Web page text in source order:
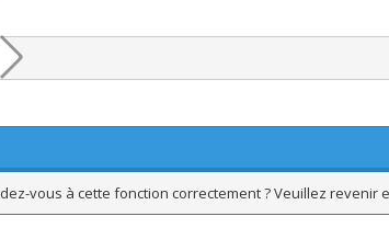
vous à cette fonction correctement ? Veuillez revenir